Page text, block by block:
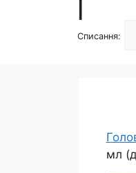
Списання:
мл